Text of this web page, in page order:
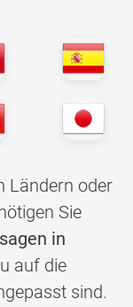
Ländern oder
Sie
in
auf die
sind.